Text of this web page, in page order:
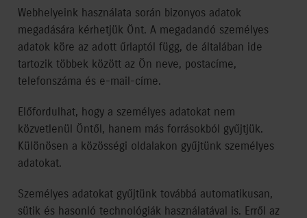
Webhelyeink használata során bizonyos adatok
megadására kérhetjük Önt. A megadandó személyes
adatok köre az adott űrlaptól függ, de általában ide
tartozik többek között az Ön neve, postacíme,
telefonszáma és e-mail-címe.
Előfordulhat, hogy a személyes adatokat nem
közvetlenül Öntől, hanem más forrásokból gyűjtjük.
Különösen a közösségi oldalakon gyűjtünk személyes
adatokat.
Személyes adatokat gyűjtünk továbbá automatikusan,
sütik és hasonló technológiák használatával is. Erről az